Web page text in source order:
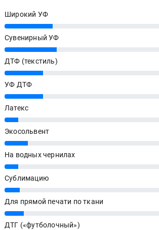
Широкий УФ
25%
Сувенирный УФ
27%
ДТФ (текстиль)
20%
УФ ДТФ
20%
Латекс
7%
Экосольвент
12%
На водных чернилах
7%
Сублимацию
8%
Для прямой печати по ткани
10%
ДТГ («футболочный»)